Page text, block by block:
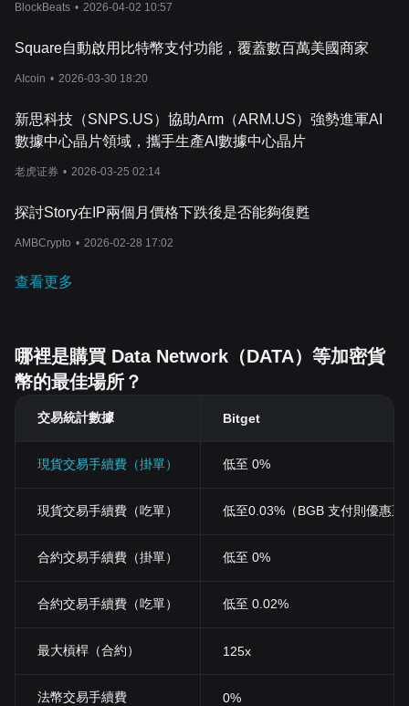
BlockBeats • 2026-04-02 10:57
Square自動啟用比特幣支付功能，覆蓋數百萬美國商家
AIcoin • 2026-03-30 18:20
新思科技（SNPS.US）協助Arm（ARM.US）強勢進軍AI
數據中心晶片領域，攜手生產AI數據中心晶片
老虎证券 • 2026-03-25 02:14
探討Story在IP兩個月價格下跌後是否能夠復甦
AMBCrypto • 2026-02-28 17:02
查看更多
哪裡是購買 Data Network（DATA）等加密貨
幣的最佳場所？
交易統計數據 Bitget
現貨交易手續費（掛單） 低至 0%
現貨交易手續費（吃單） 低至0.03%（BGB 支付則優惠至
合約交易手續費（掛單） 低至 0%
合約交易手續費（吃單） 低至 0.02%
最大槓桿（合約） 125x
法幣交易手續費 0%